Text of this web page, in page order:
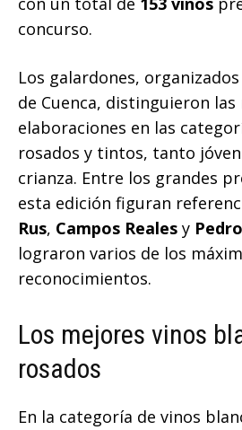
concurso.
Los galardones,
de Cuenca, distinguieron las
elaboraciones en las
rosados y tintos, tanto
crianza. Entre los grandes
esta edición figuran
Rus, Campos Reales y
lograron varios de los
reconocimientos.
Los mejores vinos
rosados
En la categoría de vinos